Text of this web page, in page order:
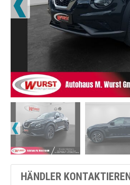
HÄNDLER KONTAKTIEREN